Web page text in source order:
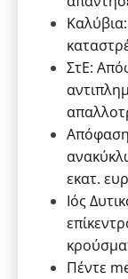
ΣτΕ:
εκατ.
Ιός
Πέντε